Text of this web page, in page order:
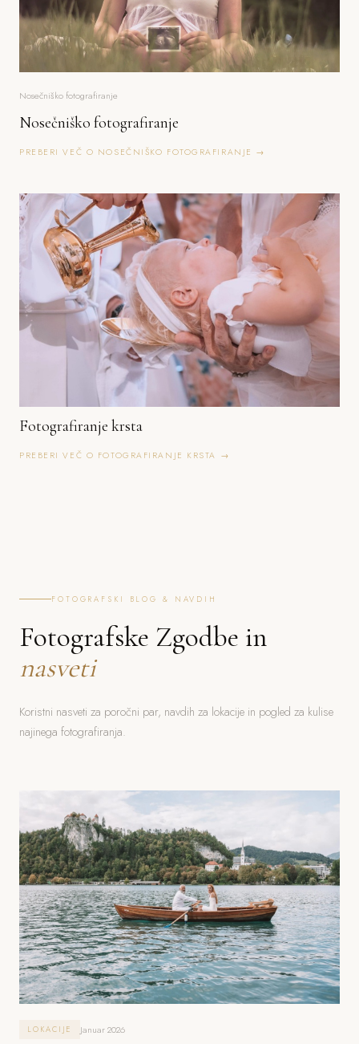
Nosečniško fotografiranje
Nosečniško fotografiranje
PREBERI VEČ O NOSEČNIŠKO FOTOGRAFIRANJE →
Fotografiranje krsta
PREBERI VEČ O FOTOGRAFIRANJE KRSTA →
FOTOGRAFSKI BLOG & NAVDIH
Fotografske Zgodbe in
nasveti
Koristni nasveti za poročni par, navdih za lokacije in pogled za kulise
najinega fotografiranja.
LOKACIJE Januar 2026